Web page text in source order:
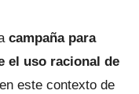
campaña para
el uso racional de
este contexto de